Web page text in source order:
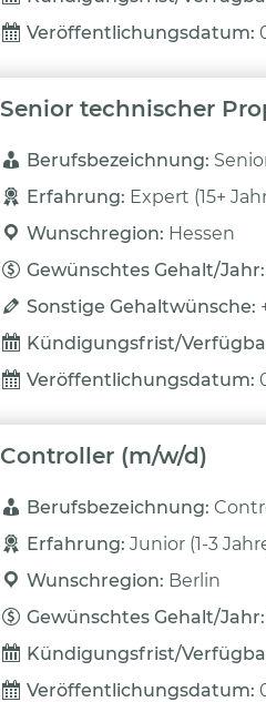
Veröffentlichungsdatum:
Senior technischer
Berufsbezeichnung:
Erfahrung: Expert (15+
Wunschregion: Hessen
Gewünschtes Gehalt/Jahr:
Sonstige Gehaltwünsche:
Kündigungsfrist/
Veröffentlichungsdatum:
Controller (m/w/d)
Berufsbezeichnung:
Erfahrung: Junior (1-3
Wunschregion: Berlin
Gewünschtes Gehalt/Jahr:
Kündigungsfrist/
Veröffentlichungsdatum: